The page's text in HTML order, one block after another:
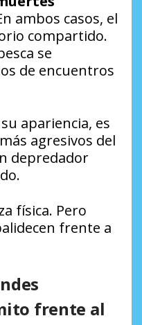
ambos casos, el
compartido.
se
de encuentros
apariencia, es
agresivos del
depredador
física. Pero
frente a
frente al